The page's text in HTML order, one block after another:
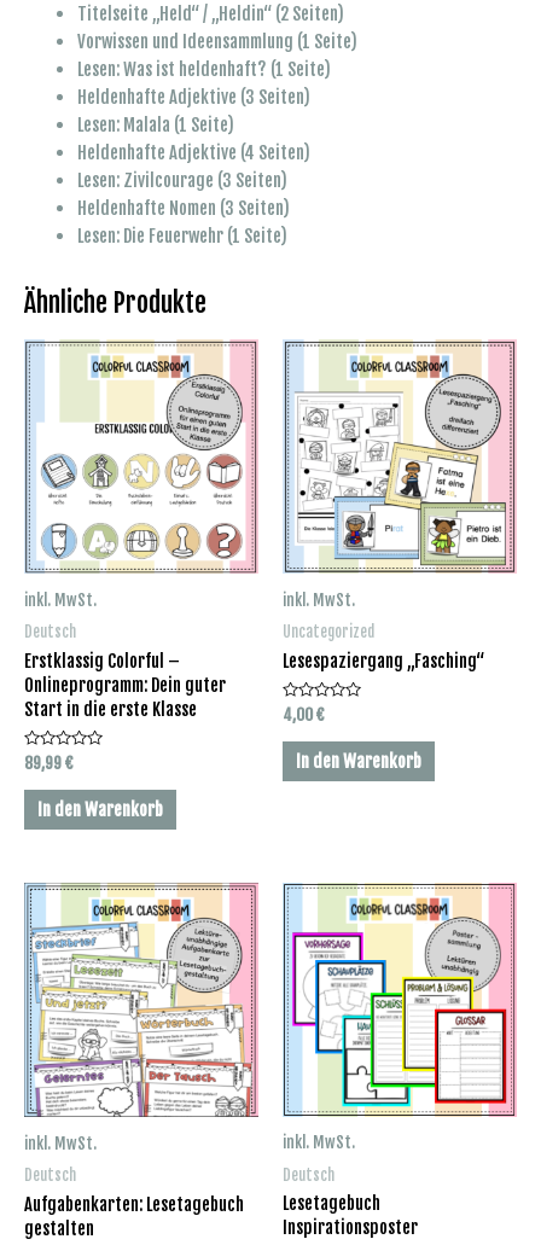
Titelseite „Held“ / „Heldin“ (2 Seiten)
Vorwissen und Ideensammlung (1 Seite)
Lesen: Was ist heldenhaft? (1 Seite)
Heldenhafte Adjektive (3 Seiten)
Lesen: Malala (1 Seite)
Heldenhafte Adjektive (4 Seiten)
Lesen: Zivilcourage (3 Seiten)
Heldenhafte Nomen (3 Seiten)
Lesen: Die Feuerwehr (1 Seite)
Ähnliche Produkte
inkl. MwSt.
Deutsch
Erstklassig Colorful –
Onlineprogramm: Dein guter
Start in die erste Klasse
Bewertet
mit
0
von
89,99€
In den Warenkorb
inkl. MwSt.
Uncategorized
Lesespaziergang „Fasching“
Bewertet
mit
0
von
4,00€
In den Warenkorb
inkl. MwSt.
Deutsch
Aufgabenkarten: Lesetagebuch
gestalten
inkl. MwSt.
Deutsch
Lesetagebuch
Inspirationsposter